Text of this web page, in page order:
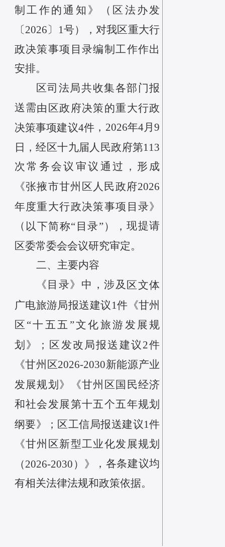
制工作的通知》（区法办发
〔2026〕1号），对我区重大行
政决策事项目录编制工作作出
安排。
区司法局共收集各部门报
送需由区政府决策的重大行政
决策事项建议4件 ， 2026年4月9
日，经区十九届人民政府第113
次常务会议审议通过， 形成
《张掖市甘州区人民政府2026
年度重大行政决策事项目录》
（ 以下简称“目录”），现提请
区委常委会会议研究审定。
二、主要内容
《目录》中，涉及 区文体
广电旅游局报送建议 1件《甘州
区“十五五”文化旅游发展规
划》；区发改局报送建议2件
《甘州区2026-2030新能源产业
发展规划》《甘州区国民经济
和社会发展第十五个五年规划
纲要》；区工信局报送建议1件
《甘州区新型工业化发展规划
（2026-2030）》
，各条建议均
有相关法律法规和政策依据。